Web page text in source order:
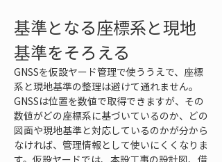
基準となる座標系と現地
基準をそろえる
GNSSを仮設ヤード管理で使ううえで、座標
系と現地基準の整理は避けて通れません。
GNSSは位置を数値で取得できますが、その
数値がどの座標系に基づいているのか、どの
図面や現地基準と対応しているのかが分から
なければ、管理情報として使いにくくなりま
す。仮設ヤードでは、本設工事の設計図、借